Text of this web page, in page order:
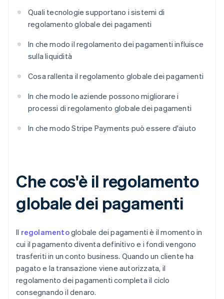
Quali tecnologie supportano i sistemi di
regolamento globale dei pagamenti
In che modo il regolamento dei pagamenti influisce
sulla liquidità
Cosa rallenta il regolamento globale dei pagamenti
In che modo le aziende possono migliorare i
processi di regolamento globale dei pagamenti
In che modo Stripe Payments può essere d'aiuto
Che cos'è il regolamento
globale dei pagamenti
Il regolamentoglobale dei pagamenti è il momento in
cui il pagamento diventa definitivo e i fondi vengono
trasferiti in un conto business. Quando un cliente ha
pagato e la transazione viene autorizzata, il
regolamento dei pagamenti completa il ciclo
consegnando il denaro.